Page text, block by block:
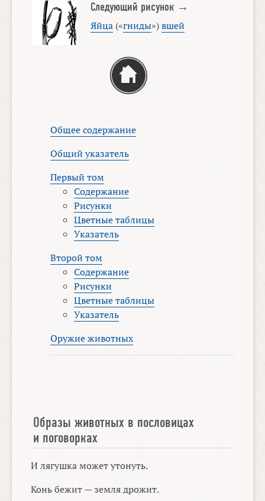
Следующий рисунок →
Яйца(«гниды»)вшей
Общее содержание
Общий указатель
Первый том
Содержание
Рисунки
Цветные таблицы
Указатель
Второй том
Содержание
Рисунки
Цветные таблицы
Указатель
Оружие животных
Образы животных в пословицах
и поговорках
И лягушка может утонуть.
Конь бежит — земля дрожит.